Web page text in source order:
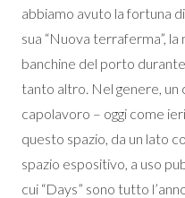
abbiamo avuto la fortuna
sua “Nuova terraferma”,
banchine del porto
tanto altro. Nel genere, un
capolavoro – oggi come
questo spazio, da un lato
spazio espositivo, a uso
cui “Days” sono tutto